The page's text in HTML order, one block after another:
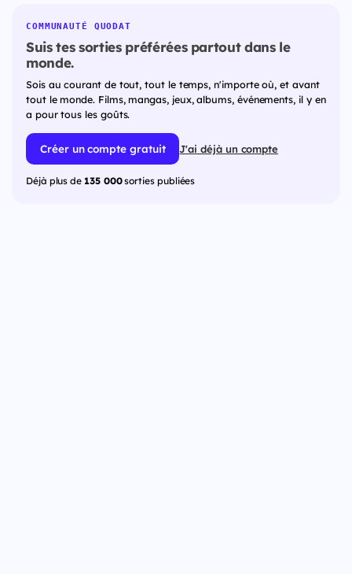
COMMUNAUTÉ QUODAT
Suis tes sorties préférées partout dans le
monde.
Sois au courant de tout, tout le temps, n'importe où, et avant
tout le monde. Films, mangas, jeux, albums, événements, il y en
a pour tous les goûts.
Créer un compte gratuit J'ai déjà un compte
Déjà plus de 135 000sorties publiées